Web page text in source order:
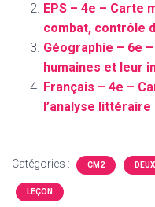
EPS – 4e – Carte
combat, contrôle
Géographie – 6e
humaines et leur
Français – 4e –
l’analyse littéraire
Catégories : CM2
LEÇON